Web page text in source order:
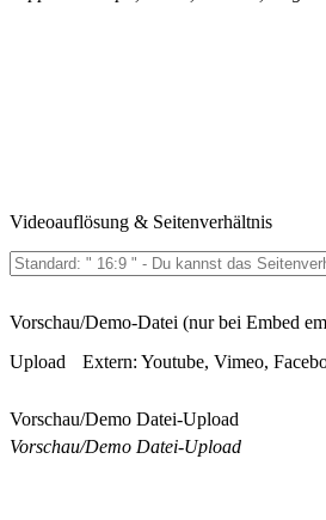
Videoauflösung & Seitenverhältnis
Vorschau/Demo-Datei (nur bei Embed
Upload
Extern: Youtube, Vimeo,
Vorschau/Demo Datei-Upload
Vorschau/Demo Datei-Upload